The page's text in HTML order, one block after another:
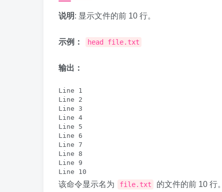
说明: 显示文件的前 10 行。
示例： head file.txt
输出：
Line 1
Line 2
Line 3
Line 4
Line 5
Line 6
Line 7
Line 8
Line 9
该命令显示名为 file.txt 的文件的前 10 行。